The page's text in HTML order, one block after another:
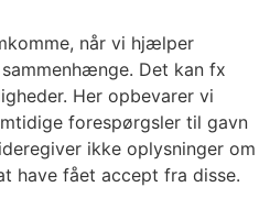
når vi hjælper
Det kan fx
Her opbevarer vi
forespørgsler til gavn
ikke oplysninger om
have fået accept fra disse.